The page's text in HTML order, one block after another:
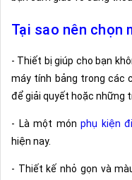
Tại sao nên chọn
- Thiết bị giúp cho bạn
máy tính bảng trong các
để giải quyết hoặc những
- Là một món phụ kiện
hiện nay.
- Thiết kế nhỏ gọn và